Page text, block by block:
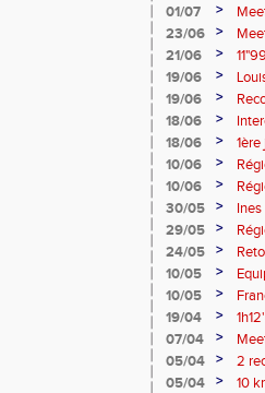
01/07
>
23/06
>
21/06 >
19/06
>
19/06 >
18/06
>
18/06
>
10/06
>
10/06 >
30/05
>
29/05
>
24/05
>
10/05
>
10/05 >
19/04
>
07/04
>
05/04
>
2
05/04 > 10